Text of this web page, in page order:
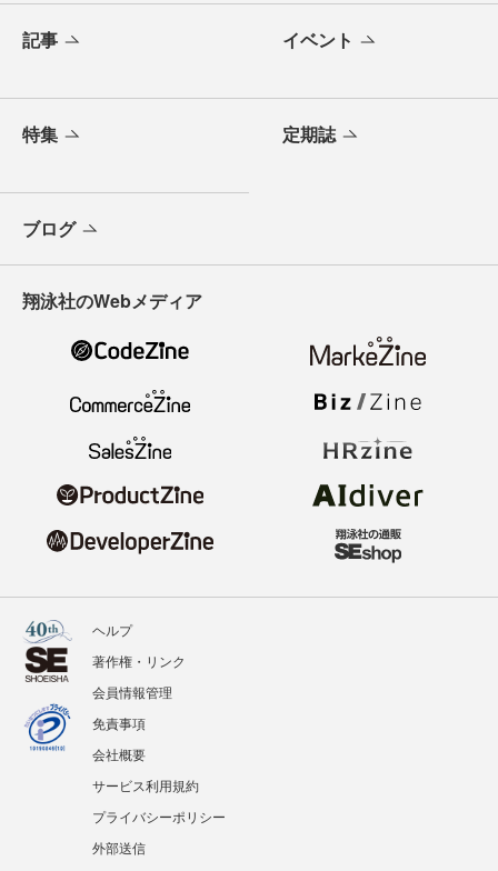
記事 イベント
特集 定期誌
ブログ
翔泳社のWebメディア
ヘルプ
著作権・リンク
会員情報管理
免責事項
会社概要
サービス利用規約
プライバシーポリシー
外部送信